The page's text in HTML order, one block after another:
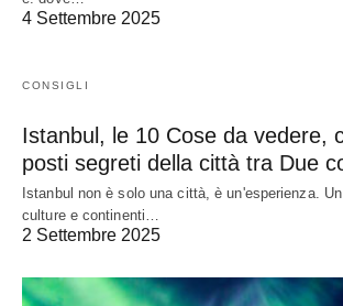
4 Settembre 2025
CONSIGLI
Istanbul, le 10 Cose da vedere,
posti segreti della città tra Due
Istanbul non è solo una città, è un'esperienza.
culture e continenti…
2 Settembre 2025